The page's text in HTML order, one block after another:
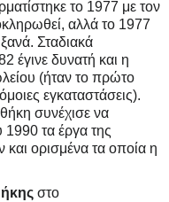
το 1977 με τον
αλλά το 1977
Σταδιακά
έγινε δυνατή και η
(ήταν το πρώτο
εγκαταστάσεις).
συνέχισε να
1990 τα έργα της
ορισμένα τα οποία η
στο